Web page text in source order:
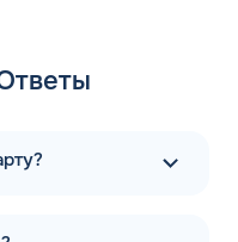
и внедрили
станции на
годы
названием АЗС Флеш в
в 2015 году.
ближайшее